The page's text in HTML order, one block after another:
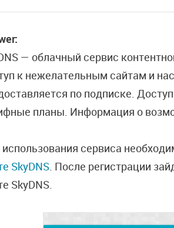
— облачный сервис
к нежелательным сайтам и
по подписке.
планы. Информация о
сервиса
SkyDNS. После регистрации
SkyDNS.